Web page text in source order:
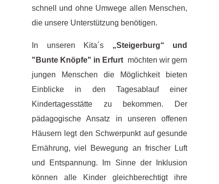
schnell und ohne Umwege allen Menschen,
die unsere Unterstützung benötigen.
In unseren Kita´s „Steigerburg“ und
"Bunte Knöpfe" in Erfurt möchten wir gern
jungen Menschen die Möglichkeit bieten
Einblicke in den Tagesablauf einer
Kindertagesstätte zu bekommen. Der
pädagogische Ansatz in unseren offenen
Häusern legt den Schwerpunkt auf gesunde
Ernährung, viel Bewegung an frischer Luft
und Entspannung. Im Sinne der Inklusion
können alle Kinder gleichberechtigt ihre